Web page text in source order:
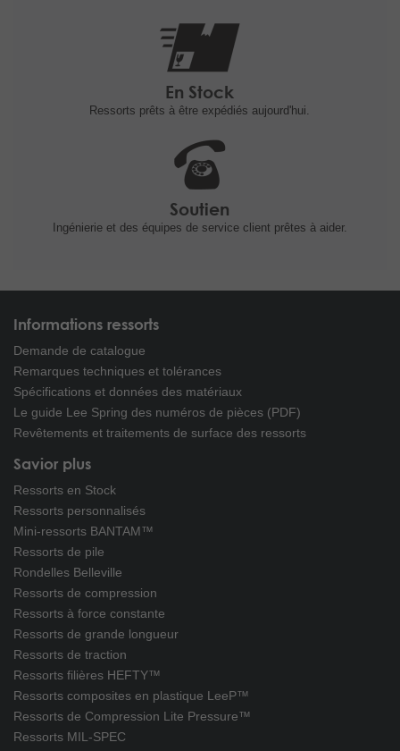
En Stock
Ressorts prêts à être expédiés aujourd'hui.
Soutien
Ingénierie et des équipes de service client prêtes à aider.
Informations ressorts
Demande de catalogue
Remarques techniques et tolérances
Spécifications et données des matériaux
Le guide Lee Spring des numéros de pièces (PDF)
Revêtements et traitements de surface des ressorts
Savior plus
Ressorts en Stock
Ressorts personnalisés
Mini-ressorts BANTAM™
Ressorts de pile
Rondelles Belleville
Ressorts de compression
Ressorts à force constante
Ressorts de grande longueur
Ressorts de traction
Ressorts filières HEFTY™
Ressorts composites en plastique LeeP™
Ressorts de Compression Lite Pressure™
Ressorts MIL-SPEC